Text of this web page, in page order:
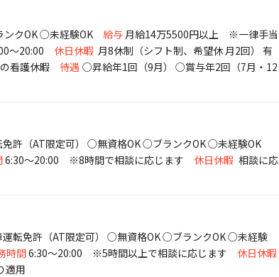
クOK ○未経験OK 給与 月給14万5500円以上 ※一律手当
～20:00 休日休暇 月8休制（シフト制、希望休 月2回） 有
看護休暇
待遇 ○昇給年1回（9月） ○賞与年2回（7月・12
許（AT限定可） ○無資格OK ○ブランクOK ○未経験OK
6:30～20:00 ※8時間で相談に応じます 休日休暇 相談に応
転免許（AT限定可） ○無資格OK ○ブランクOK ○未経験
時間6:30～20:00 ※5時間以上で相談に応じます
休日休暇
適用